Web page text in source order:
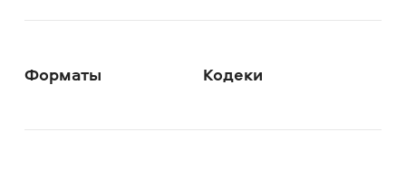
Форматы Кодеки